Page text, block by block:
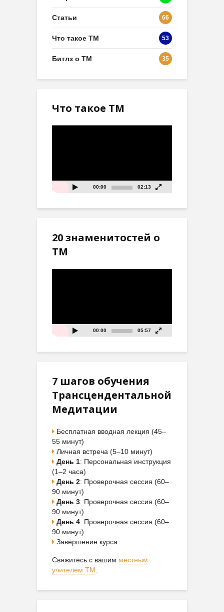
Статьи 66
Что такое ТМ 53
Битлз о ТМ 35
Что такое ТМ
00:00 02:13
20 знаменитостей о
ТМ
00:00 05:57
7 шагов обучения
Трансцендентальной
Медитации
Бесплатная вводная лекция (45–
55 минут)
Личная встреча (5–10 минут)
День 1: Персональная инструкция
(1–2 часа)
День 2: Проверочная сессия (60–
90 минут)
День 3: Проверочная сессия (60–
90 минут)
День 4: Проверочная сессия (60–
90 минут)
Завершение курса
Свяжитесь с вашим местным
учителем ТМ.